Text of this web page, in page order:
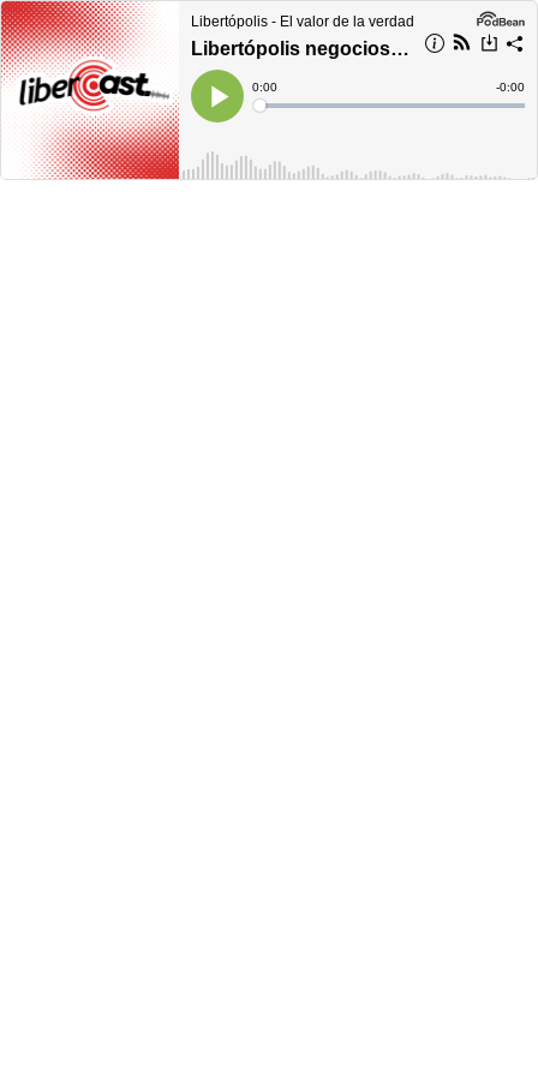
Libertópolis - El valor de la verdad
Libertópolis negocios, lunes 19 de junio del 2023
Play
Current
Time
0:00
Loaded:
Time
-0:00